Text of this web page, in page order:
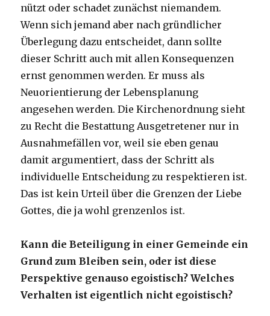
nützt oder schadet zunächst niemandem.
Wenn sich jemand aber nach gründlicher
Überlegung dazu entscheidet, dann sollte
dieser Schritt auch mit allen Konsequenzen
ernst genommen werden. Er muss als
Neuorientierung der Lebensplanung
angesehen werden. Die Kirchenordnung sieht
zu Recht die Bestattung Ausgetretener nur in
Ausnahmefällen vor, weil sie eben genau
damit argumentiert, dass der Schritt als
individuelle Entscheidung zu respektieren ist.
Das ist kein Urteil über die Grenzen der Liebe
Gottes, die ja wohl grenzenlos ist.
Kann die Beteiligung in einer Gemeinde ein
Grund zum Bleiben sein, oder ist diese
Perspektive genauso egoistisch? Welches
Verhalten ist eigentlich nicht egoistisch?